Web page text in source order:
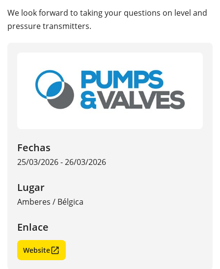
We look forward to taking your questions on level and
pressure transmitters.
Fechas
25/03/2026 - 26/03/2026
Lugar
Amberes / Bélgica
Enlace
Website